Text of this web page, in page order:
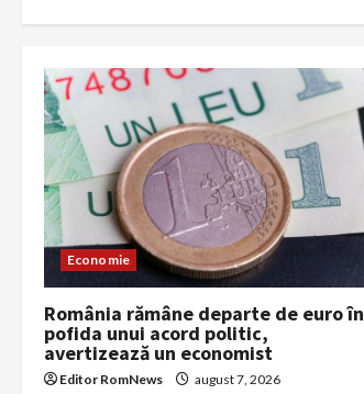
n
Economie
România rămâne departe de euro în
pofida unui acord politic,
avertizează un economist
Editor RomNews august 7, 2026